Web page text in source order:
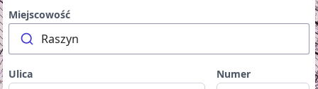
Miejscowość
Raszyn
Ulica Numer